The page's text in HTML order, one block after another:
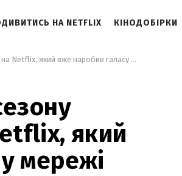
НА NETFLIX КІНОДОБІРКИ
Коли прем'єра 5-го сезону "Бріджертонів" на Netflix, який вже наробив галасу у мережі
який
мережі